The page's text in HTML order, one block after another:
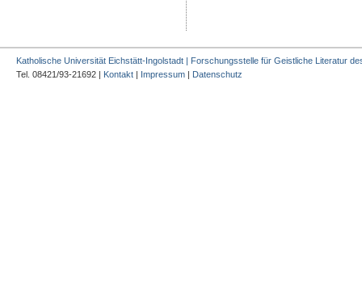
Katholische Universität Eichstätt-Ingolstadt | Forschungsstelle für Geistliche Literatur
Tel. 08421/93-21692 | Kontakt | Impressum | Datenschutz